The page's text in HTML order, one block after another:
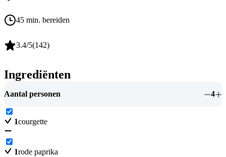
45 min. bereiden
3.4/5(142)
Ingrediënten
Aantal personen 4
1courgette
1rode paprika